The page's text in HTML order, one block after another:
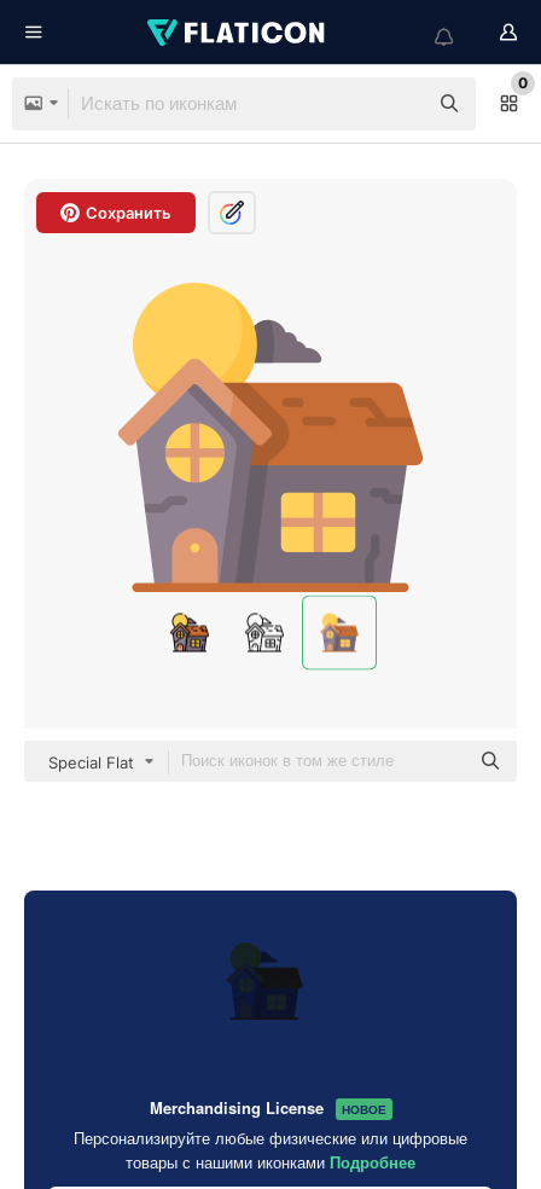
0
Сохранить
Special Flat
Merchandising License НОВОЕ
Персонализируйте любые физические или цифровые
товары с нашими иконками Подробнее